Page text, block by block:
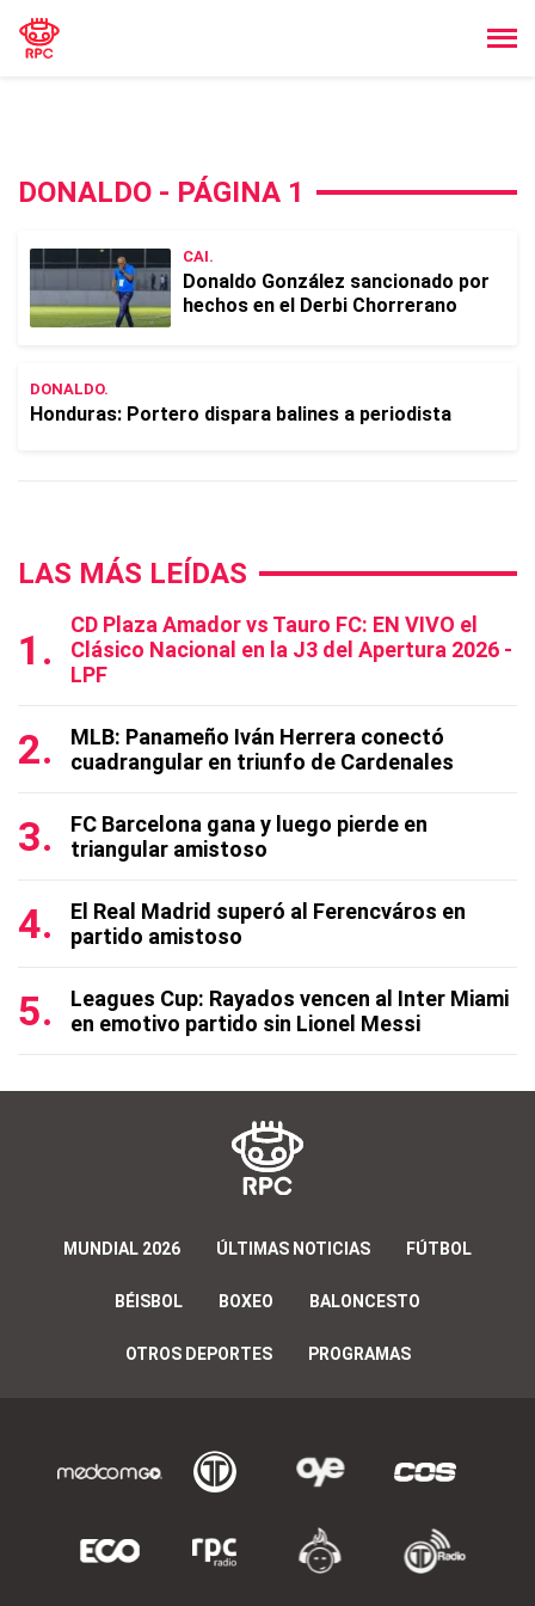
DONALDO - PÁGINA 1
CAI.
Donaldo González sancionado por
hechos en el Derbi Chorrerano
DONALDO.
Honduras: Portero dispara balines a periodista
LAS MÁS LEÍDAS
CD Plaza Amador vs Tauro FC: EN VIVO el
Clásico Nacional en la J3 del Apertura 2026 -
LPF
MLB: Panameño Iván Herrera conectó
cuadrangular en triunfo de Cardenales
FC Barcelona gana y luego pierde en
triangular amistoso
El Real Madrid superó al Ferencváros en
partido amistoso
Leagues Cup: Rayados vencen al Inter Miami
en emotivo partido sin Lionel Messi
MUNDIAL 2026 ÚLTIMAS NOTICIAS FÚTBOL
BÉISBOL BOXEO BALONCESTO
OTROS DEPORTES PROGRAMAS